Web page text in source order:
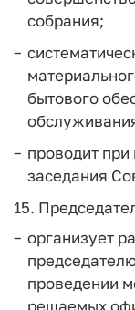
собрания;
бытового
проводит
заседания
15.
организует
проведении
решаемых